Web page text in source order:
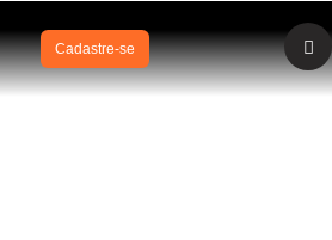
Cadastre-se